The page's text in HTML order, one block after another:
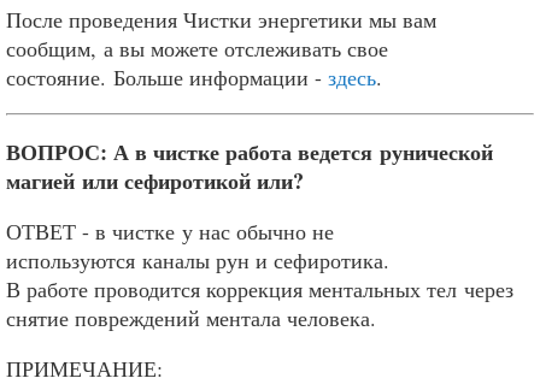
После проведения Чистки энергетики мы вам
сообщим, а вы можете отслеживать свое
состояние. Больше информации - здесь.
ВОПРОС: А в чистке работа ведется рунической
магией или сефиротикой или?
ОТВЕТ - в чистке у нас обычно не
используются каналы рун и сефиротика.
В работе проводится коррекция ментальных тел через
снятие повреждений ментала человека.
ПРИМЕЧАНИЕ: